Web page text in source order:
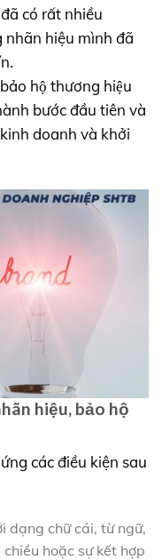
có rất nhiều
hiệu mình đã
hộ thương hiệu
bước đầu tiên và
doanh và khởi
hiệu, bảo hộ
các điều kiện sau
dạng chữ cái, từ ngữ,
hoặc sự kết hợp